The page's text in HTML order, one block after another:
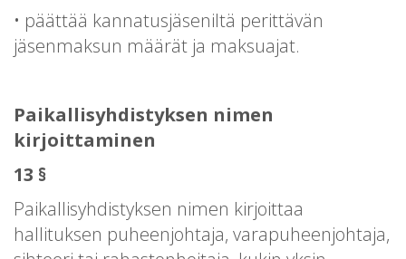
• päättää kannatusjäseniltä perittävän
jäsenmaksun määrät ja maksuajat.
Paikallisyhdistyksen nimen
kirjoittaminen
13 §
Paikallisyhdistyksen nimen kirjoittaa
hallituksen puheenjohtaja, varapuheenjohtaja,